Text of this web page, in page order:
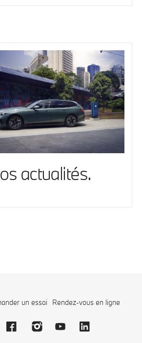
actualités.
un essai Rendez-vous en ligne